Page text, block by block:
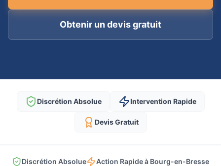
Obtenir un devis gratuit
Discrétion Absolue Intervention Rapide
Devis Gratuit
Discrétion Absolue
Action Rapide à Bourg-en-Bresse